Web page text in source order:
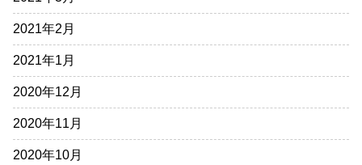
2021年2月
2021年1月
2020年12月
2020年11月
2020年10月